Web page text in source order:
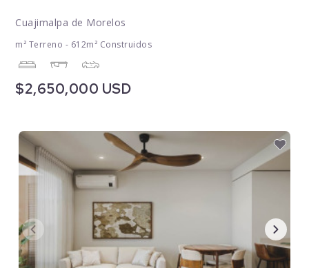
Cuajimalpa de Morelos
m² Terreno - 612m² Construidos
$2,650,000 USD